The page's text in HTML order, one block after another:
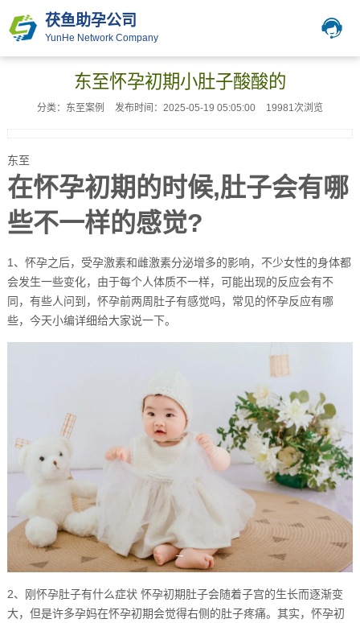
茯鱼助孕公司
YunHe Network Company
东至怀孕初期小肚子酸酸的
分类：东至案例 发布时间：2025-05-19 05:05:00 19981次浏览
东至
在怀孕初期的时候,肚子会有哪
些不一样的感觉?
1、怀孕之后，受孕激素和雌激素分泌增多的影响，不少女性的身体都
会发生一些变化，由于每个人体质不一样，可能出现的反应会有不
同，有些人问到，怀孕前两周肚子有感觉吗，常见的怀孕反应有哪
些，今天小编详细给大家说一下。
2、刚怀孕肚子有什么症状 怀孕初期肚子会随着子宫的生长而逐渐变
大，但是许多孕妈在怀孕初期会觉得右侧的肚子疼痛。其实，怀孕初